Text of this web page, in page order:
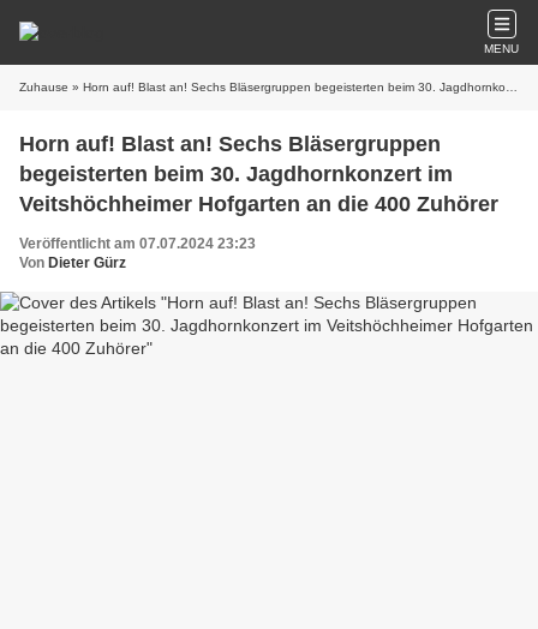
MENU
Zuhause » Horn auf! Blast an! Sechs Bläsergruppen begeisterten beim 30. Jagdhornkonzert im Veitshöchheimer Hofgarten an die 400 Zuhörer
Horn auf! Blast an! Sechs Bläsergruppen
begeisterten beim 30. Jagdhornkonzert im
Veitshöchheimer Hofgarten an die 400 Zuhörer
Veröffentlicht am 07.07.2024 23:23
Von Dieter Gürz